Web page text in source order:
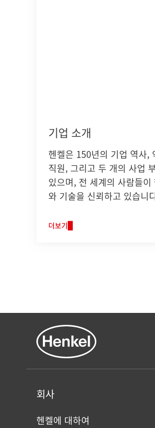
기업 소개
헨켈은 150년의 기업 역사,
직원, 그리고 두 개의 사업
있으며, 전 세계의 사람들이
와 기술을 신뢰하고 있습니
더보기
회사
헨켈에 대하여